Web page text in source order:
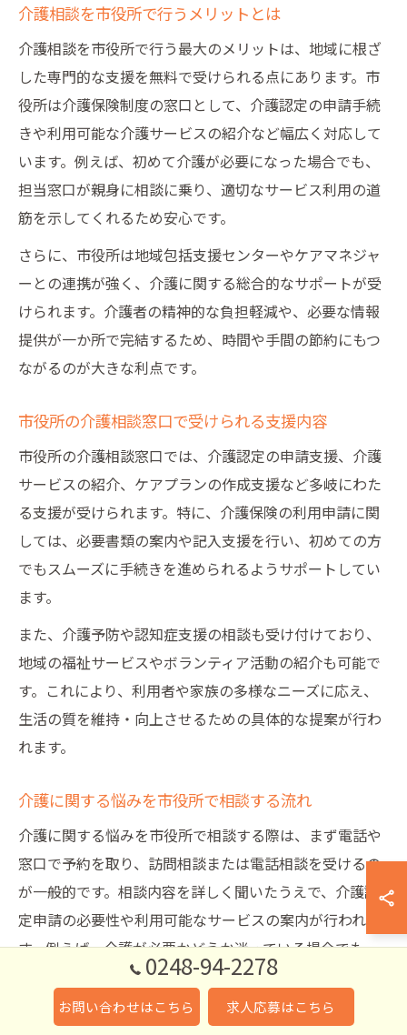
介護相談を市役所で行うメリットとは
介護相談を市役所で行う最大のメリットは、地域に根ざ
した専門的な支援を無料で受けられる点にあります。市
役所は介護保険制度の窓口として、介護認定の申請手続
きや利用可能な介護サービスの紹介など幅広く対応して
います。例えば、初めて介護が必要になった場合でも、
担当窓口が親身に相談に乗り、適切なサービス利用の道
筋を示してくれるため安心です。
さらに、市役所は地域包括支援センターやケアマネジャ
ーとの連携が強く、介護に関する総合的なサポートが受
けられます。介護者の精神的な負担軽減や、必要な情報
提供が一か所で完結するため、時間や手間の節約にもつ
ながるのが大きな利点です。
市役所の介護相談窓口で受けられる支援内容
市役所の介護相談窓口では、介護認定の申請支援、介護
サービスの紹介、ケアプランの作成支援など多岐にわた
る支援が受けられます。特に、介護保険の利用申請に関
しては、必要書類の案内や記入支援を行い、初めての方
でもスムーズに手続きを進められるようサポートしてい
ます。
また、介護予防や認知症支援の相談も受け付けており、
地域の福祉サービスやボランティア活動の紹介も可能で
す。これにより、利用者や家族の多様なニーズに応え、
生活の質を維持・向上させるための具体的な提案が行わ
れます。
介護に関する悩みを市役所で相談する流れ
介護に関する悩みを市役所で相談する際は、まず電話や
窓口で予約を取り、訪問相談または電話相談を受けるの
が一般的です。相談内容を詳しく聞いたうえで、介護認
定申請の必要性や利用可能なサービスの案内が行われま
す。例えば、介護が必要かどうか迷っている場合でも、
専門職が状況を評価し適切なアドバイスを提供します。
相談後は、必要に応じてケアマネジャーの紹介や地域包
0248-94-2278
お問い合わせはこちら 求人応募はこちら